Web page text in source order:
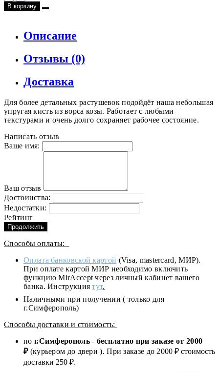
В корзину
Описание
Отзывы (0)
Доставка
Для более детальных растушевок подойдёт наша небольшая
упругая кисть из ворса козы. Работает с любыми
текстурами и очень долго сохраняет рабочее состояние.
Написать отзыв
Ваше имя:
Ваш отзыв
Достоинства:
Недостатки:
Рейтинг
Продолжить
Способы оплаты:
Оплата банковской картой (Visa, mastercard, МИР).
При оплате картой МИР необходимо включить
функцию MirAccept через личный кабинет вашего
банка. Инструкциятут.
Наличными при получении ( только для
г.Симферополь)
Способы доставки и стоимость:
по г.Симферополь- бесплатно при заказе от 2000
₽(курьером до двери ). При заказе до 2000 ₽ стоимость
доставки 250 ₽.